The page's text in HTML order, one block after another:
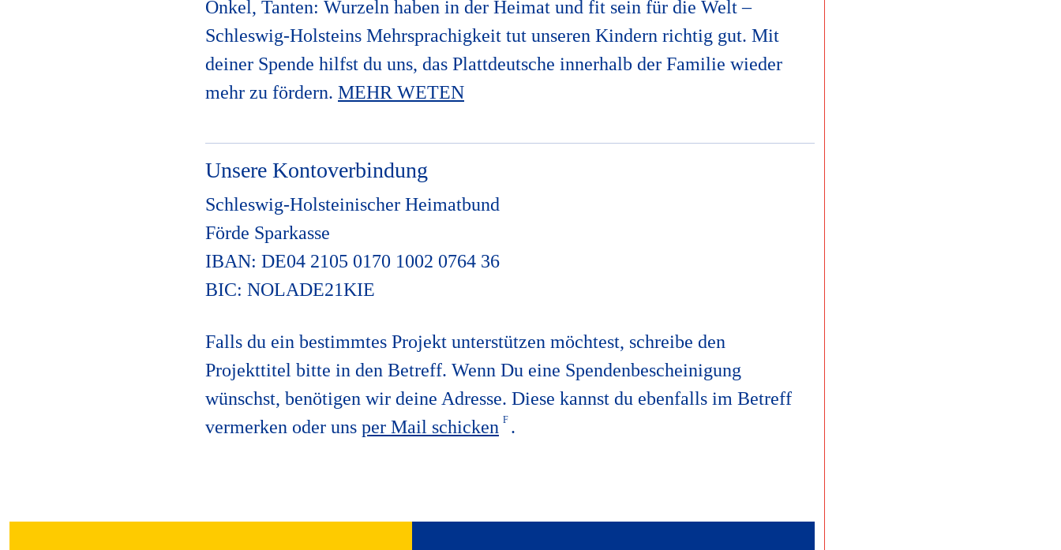
Onkel, Tanten: Wurzeln haben in der Heimat und fit sein für die Welt –
Schleswig-Holsteins Mehrsprachigkeit tut unseren Kindern richtig gut. Mit
deiner Spende hilfst du uns, das Plattdeutsche innerhalb der Familie wieder
mehr zu fördern. MEHR WETEN
Unsere Kontoverbindung
Schleswig-Holsteinischer Heimatbund
Förde Sparkasse
IBAN: DE04 2105 0170 1002 0764 36
BIC: NOLADE21KIE
Falls du ein bestimmtes Projekt unterstützen möchtest, schreibe den
Projekttitel bitte in den Betreff. Wenn Du eine Spendenbescheinigung
wünschst, benötigen wir deine Adresse. Diese kannst du ebenfalls im Betreff
vermerken oder uns per Mail schicken .